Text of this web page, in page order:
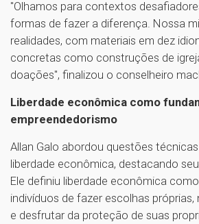
"Olhamos para contextos
formas de fazer a diferença. Nossa
realidades, com materiais em dez
concretas como construções de
doações", finalizou o conselheiro
Liberdade econômica como
empreendedorismo
Allan Galo abordou questões
liberdade econômica, destacando
Ele definiu liberdade econômica
indivíduos de fazer escolhas
e desfrutar da proteção de suas